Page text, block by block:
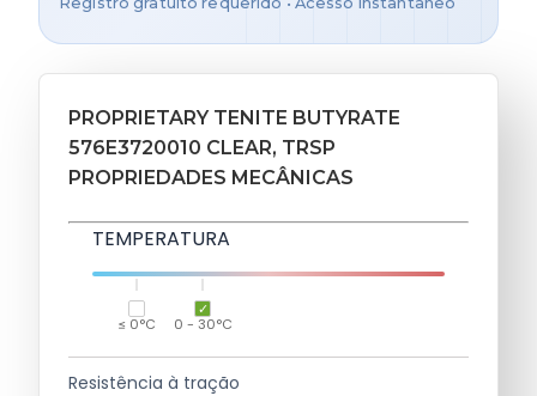
PROPRIETARY TENITE BUTYRATE
576E3720010 CLEAR, TRSP
PROPRIEDADES MECÂNICAS
TEMPERATURA
≤ 0°C 0 - 30°C
Resistência à tração